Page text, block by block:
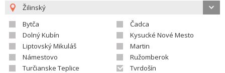
Žilinský
Bytča
Čadca
Dolný Kubín
Kysucké Nové Mesto
Liptovský Mikuláš
Martin
Námestovo
Ružomberok
Turčianske Teplice
Tvrdošín